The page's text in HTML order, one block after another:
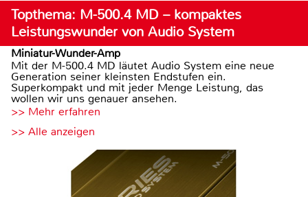
Topthema: M-500.4 MD – kompaktes
Leistungswunder von Audio System
Miniatur-Wunder-Amp
Mit der M-500.4 MD läutet Audio System eine neue
Generation seiner kleinsten Endstufen ein.
Superkompakt und mit jeder Menge Leistung, das
wollen wir uns genauer ansehen.
>> Mehr erfahren
>> Alle anzeigen